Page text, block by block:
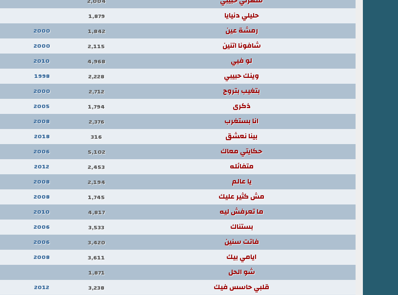
حليلي دنيايا 1,879
رمشة عين 1,842
2000
شافونا اتنين 2,115
2000
لو فيي 4,968
2010
وينك حبيبي 2,228
1998
بتغيب بتروح 2,712
2000
ذكرى 1,794
2005
انا بستغرب 2,376
2008
بينا نعشق 316
2018
حكايتي معاك 5,102
2006
متفائله 2,453
2012
يا عالم 2,194
2008
مش كثير عليك 1,745
2008
ما تعرفش ليه 4,817
2010
بستناك 3,533
2006
فاتت سنين 3,420
2006
ايامي بيك 3,611
2008
شو الحل 1,871
قلبي حاسس فيك 3,238
2012